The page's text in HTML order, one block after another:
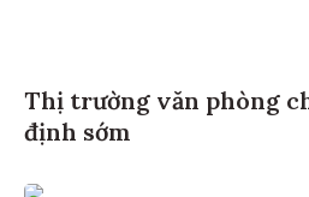
Thị trường văn phòng
định sớm